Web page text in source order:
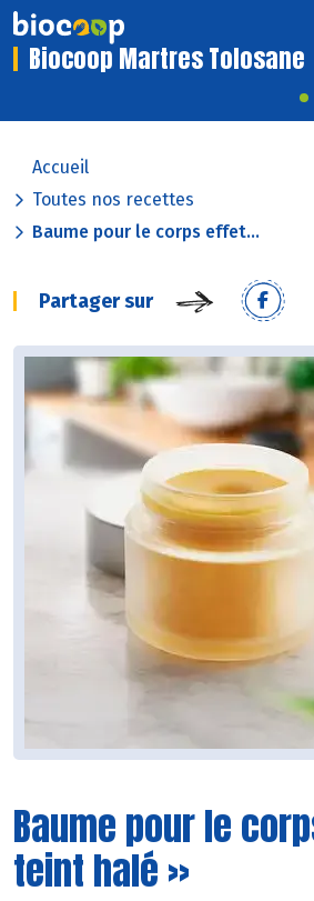
Biocoop Martres Tolosane
Accueil
Toutes nos recettes
Baume pour le corps effet...
Partager sur
Baume pour le
teint halé »